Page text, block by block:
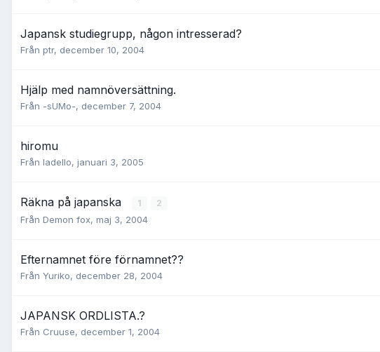
Japansk studiegrupp, någon intresserad?
Från ptr, december 10, 2004
Hjälp med namnöversättning.
Från -sUMo-, december 7, 2004
hiromu
Från ladello, januari 3, 2005
Räkna på japanska 1 2
Från Demon fox, maj 3, 2004
Efternamnet före förnamnet??
Från Yuriko, december 28, 2004
JAPANSK ORDLISTA.?
Från Cruuse, december 1, 2004